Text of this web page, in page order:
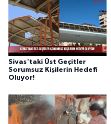
Sivas'taki Üst Geçitler
Sorumsuz Kişilerin Hedefi
Oluyor!